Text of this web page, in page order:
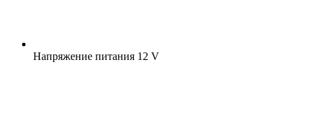
Напряжение питания 12 V